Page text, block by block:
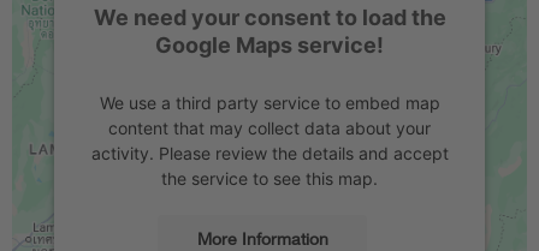
We need your consent to load the
Google Maps service!
We use a third party service to embed map
content that may collect data about your
activity. Please review the details and accept
the service to see this map.
More Information